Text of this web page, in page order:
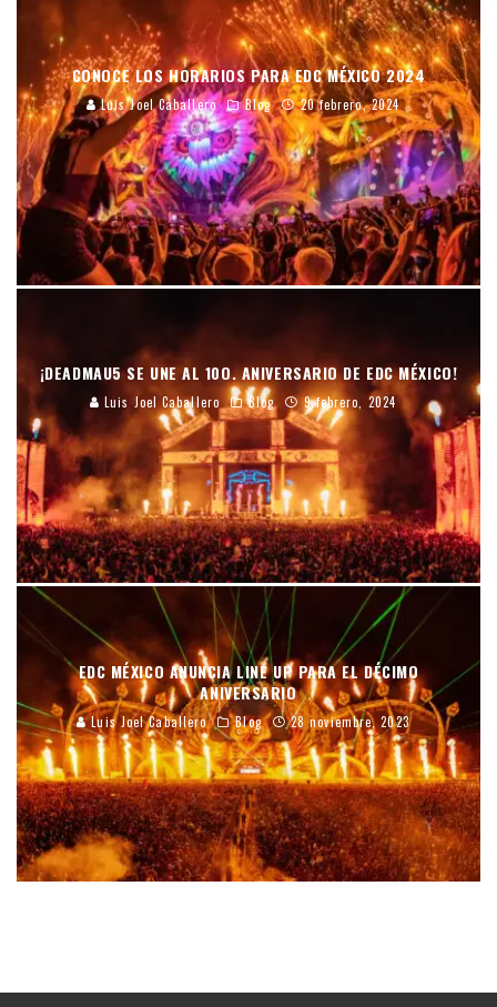
CONOCE LOS HORARIOS PARA EDC MÉXICO 2024
Luis Joel Caballero Blog 20 febrero, 2024
¡DEADMAU5 SE UNE AL 10O. ANIVERSARIO DE EDC MÉXICO!
Luis Joel Caballero Blog 9 febrero, 2024
EDC MÉXICO ANUNCIA LINE UP PARA EL DÉCIMO
ANIVERSARIO
Luis Joel Caballero Blog 28 noviembre, 2023